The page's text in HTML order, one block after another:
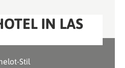
IN LAS
Stil